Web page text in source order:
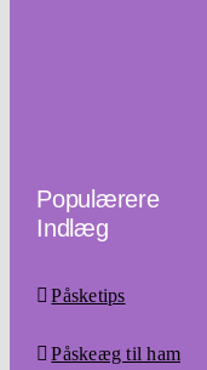
Populærere
Indlæg
Påsketips
Påskeæg til ham